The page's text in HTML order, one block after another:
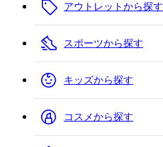
アウトレットから探す
スポーツから探す
キッズから探す
コスメから探す